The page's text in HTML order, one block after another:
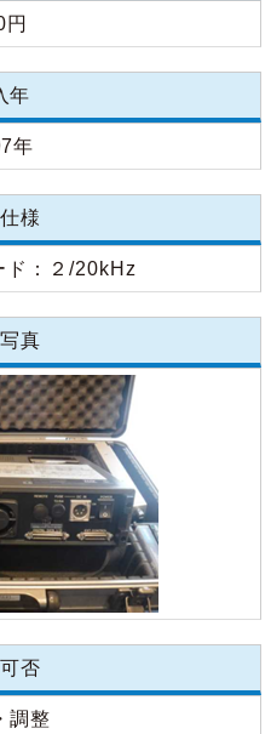
円
年
年
様
ド：２/20kHz
真
否
調整